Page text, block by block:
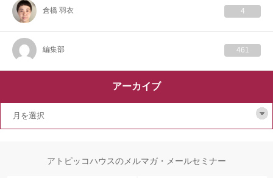
倉橋 羽衣 4
編集部 461
アーカイブ
アトピッコハウスのメルマガ・メールセミナー